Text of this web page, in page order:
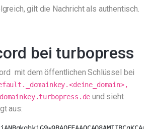
gilt die Nachricht als authentisch.
bei turbopress
mit dem öffentlichen Schlüssel bei
und sieht
aus: